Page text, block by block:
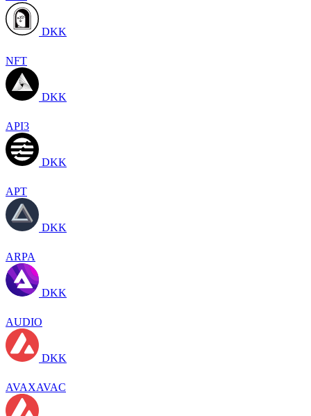
DKK
NFT
DKK
API3
DKK
APT
DKK
ARPA
DKK
AUDIO
DKK
AVAXAVAC